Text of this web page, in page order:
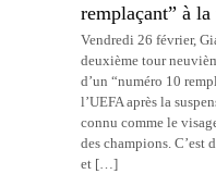
remplaçant” à
Vendredi 26 février,
deuxième tour
d’un “numéro 10
l’UEFA après la
connu comme le
des champions. C’est
et […]